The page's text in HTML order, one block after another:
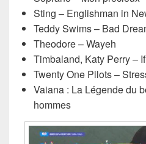
Sting – Englishman in
Teddy Swims – Bad
Theodore – Wayeh
Timbaland, Katy Perry –
Twenty One Pilots –
Vaiana : La Légende du
hommes